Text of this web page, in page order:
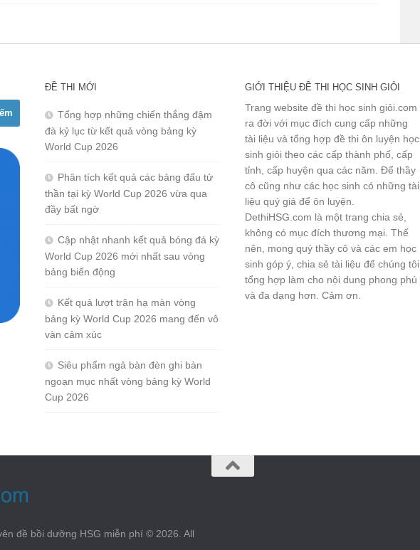
ĐỀ THI MỚI
Tổng hợp những chiến thắng đậm
đà kỷ lục từ kết quả vòng bảng kỳ
World Cup 2026
Phân tích kết quả các bảng đấu tử
thần tại kỳ World Cup 2026 vừa qua
đầy bất ngờ
Cập nhật nhanh kết quả bóng đá kỳ
World Cup 2026 mới nhất sau vòng
bảng biến động
Kết quả lượt trận hạ màn vòng
bảng kỳ World Cup 2026 mang đến vô
vàn cảm xúc
Siêu phẩm ngả bàn đèn ghi bàn
ngoạn mục nhất vòng bảng kỳ World
Cup 2026
GIỚI THIỆU ĐỀ THI HỌC SINH GIỎI
Trang website đề thi học sinh giỏi.com
ra đời với mục đích cung cấp những
tài liệu và tổng hợp đề thi ôn luyện học
sinh giỏi theo các cấp thành phố, cấp
tỉnh, cấp huyện qua các năm. Để thầy
cô cũng như các học sinh có những tài
liệu quý giá để ôn luyện.
DethiHSG.com là một trang chia sẻ,
không có mục đích thương mại. Thế
nên, mong quý thầy cô và các em học
sinh góp ý, chia sẻ tài liệu để chúng tôi
tổng hợp làm cho nội dung phong phú
và đa dạng hơn. Cảm ơn.
đề bồi dưỡng HSG miễn phí © 2026. All